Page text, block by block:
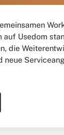
auf Usedom
die
neue